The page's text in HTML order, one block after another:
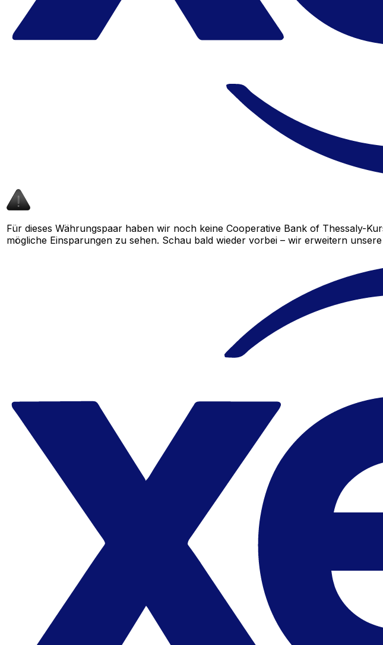
Für dieses Währungspaar haben wir noch keine Cooperative Bank of Thessaly-
mögliche Einsparungen zu sehen. Schau bald wieder vorbei – wir erweitern